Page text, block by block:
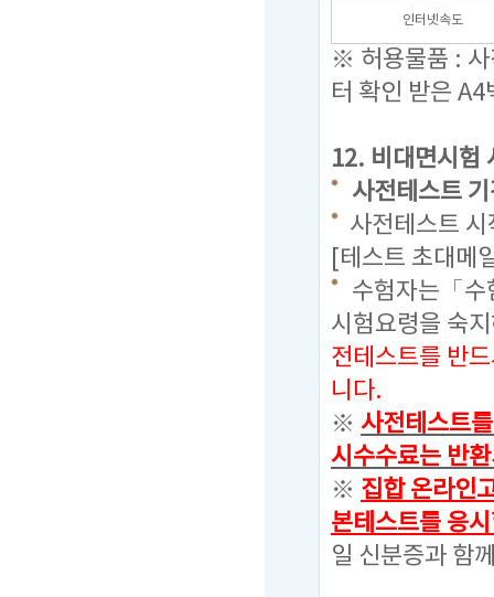
인터넷속도
※ 허용물품 : 사
터 확인 받은 A4
12. 비대면시험
사전테스트
사전테스트
[테스트 초대메
수험자는「수
시험요령을 숙
전테스트를 반
니다.
※ 사전테스트
시수수료는 반
※ 집합 온라인
본테스트를 응
일 신분증과 함